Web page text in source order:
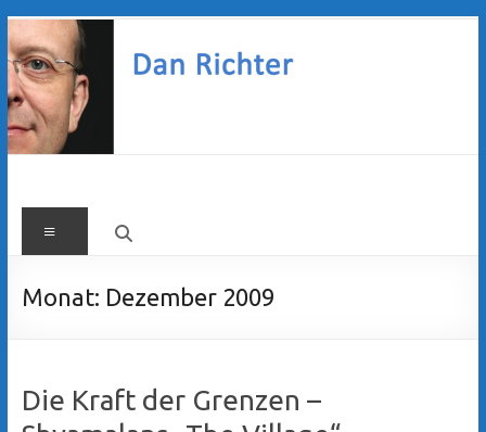
Zum
Inhalt
springen
Dan
Richter
Menü
Monat: Dezember 2009
Die Kraft der Grenzen –